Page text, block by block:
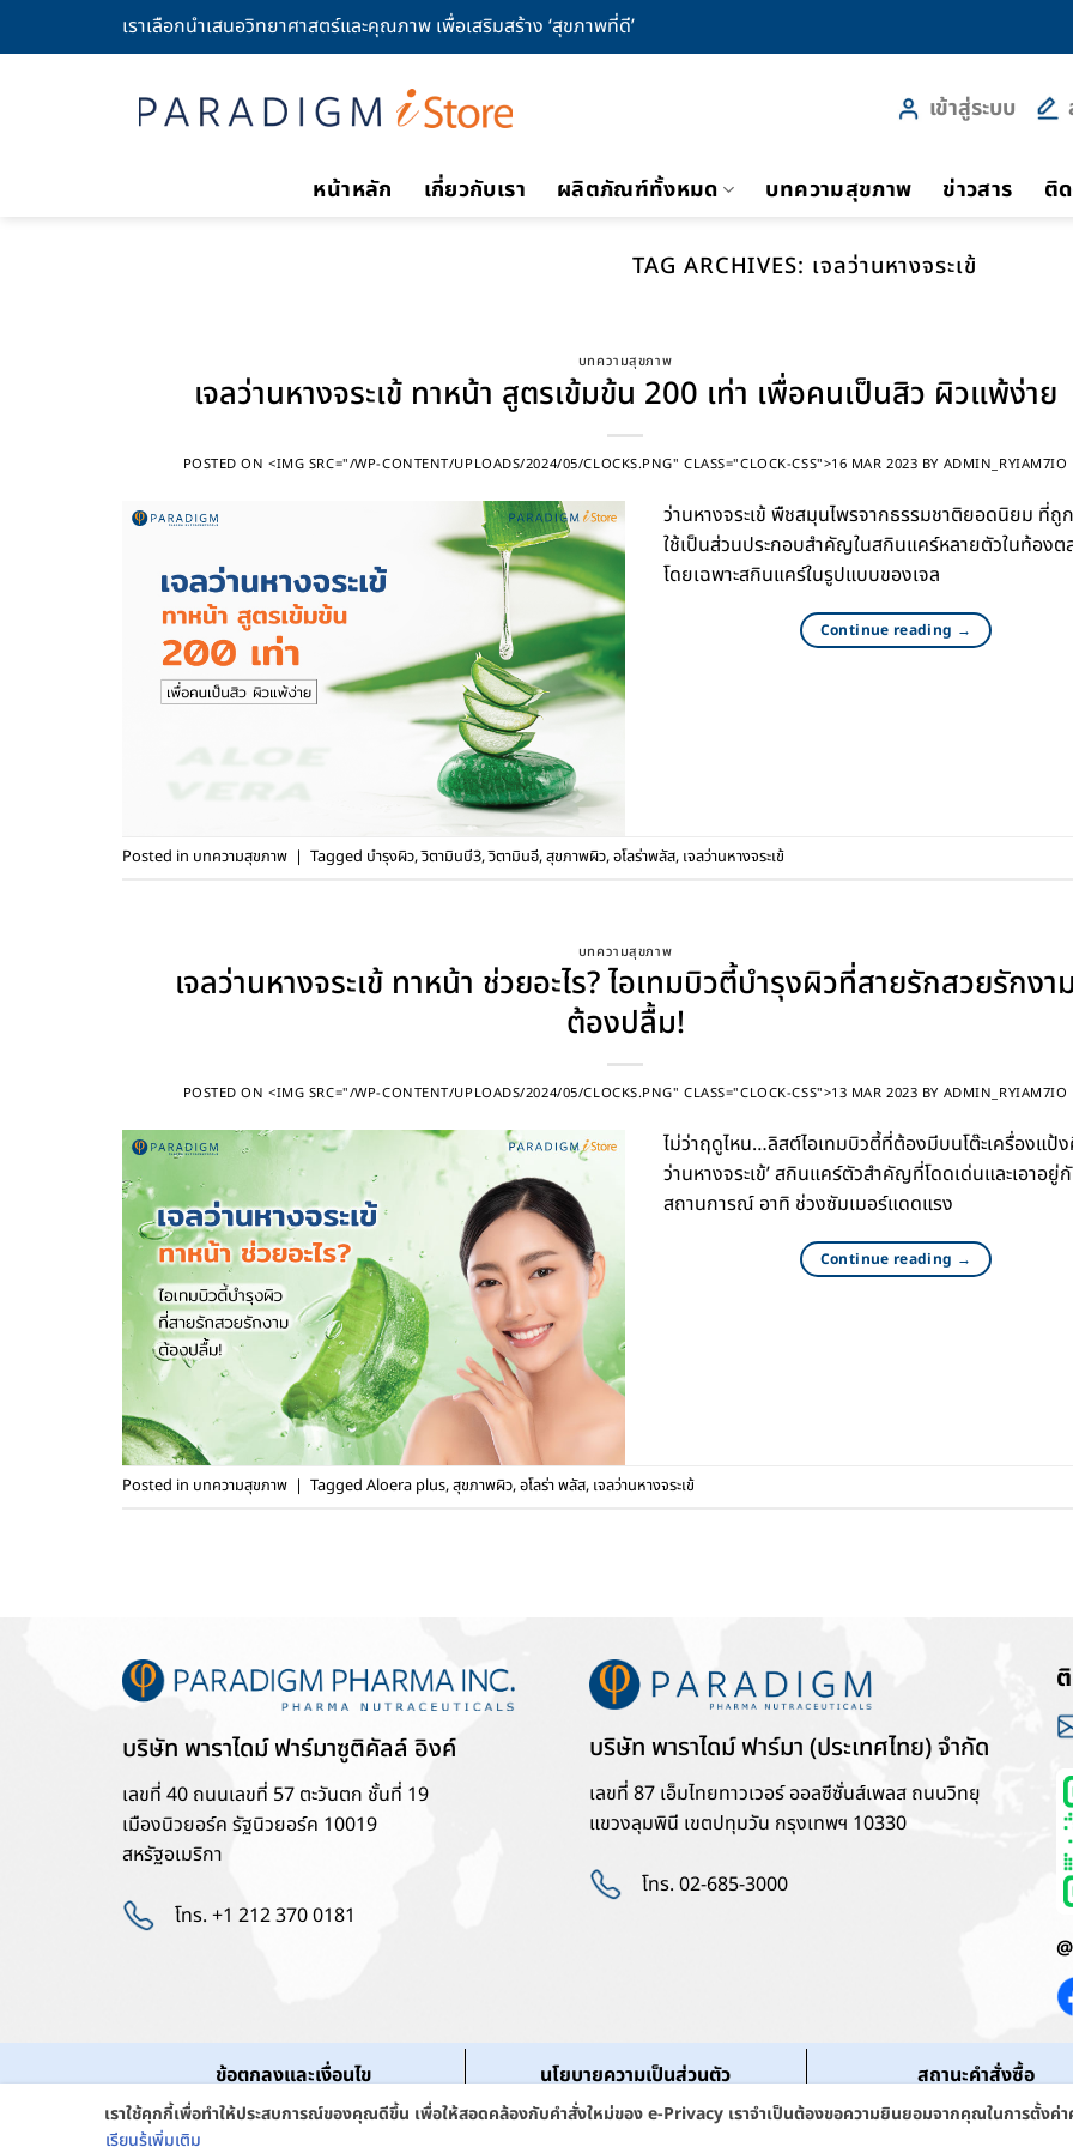
เราเลือกนำเสนอวิทยาศาสตร์และคุณภาพ เพื่อเสริมสร้าง ‘สุขภาพที่ดี’
เข้าสู่ระบบ
หน้าหลัก เกี่ยวกับเรา ผลิตภัณฑ์ทั้งหมด บทความสุขภาพ ข่าวสาร ติ
TAG ARCHIVES: เจลว่านหางจระเข้
บทความสุขภาพ
เจลว่านหางจระเข้ ทาหน้า สูตรเข้มข้น 200 เท่า เพื่อคนเป็นสิว ผิวแพ้ง่าย
POSTED ON<IMG SRC="/WP-CONTENT/UPLOADS/2024/05/CLOCKS.PNG" CLASS="CLOCK-CSS">16 MAR 2023 BY ADMIN_RYIAM7IO
ว่านหางจระเข้ พืชสมุนไพรจากธรรมชาติยอดนิยม ที่ถู
ใช้เป็นส่วนประกอบสำคัญในสกินแคร์หลายตัวในท้องต
โดยเฉพาะสกินแคร์ในรูปแบบของเจล
Continue reading →
Posted in บทความสุขภาพ | Tagged บำรุงผิว,วิตามินบี3,วิตามินอี,สุขภาพผิว,อโลร่าพลัส, เจลว่านหางจระเข้
บทความสุขภาพ
เจลว่านหางจระเข้ ทาหน้า ช่วยอะไร? ไอเทมบิวตี้บำรุงผิวที่สายรักสวยรักงาม
ต้องปลื้ม!
POSTED ON<IMG SRC="/WP-CONTENT/UPLOADS/2024/05/CLOCKS.PNG" CLASS="CLOCK-CSS">13 MAR 2023 BY ADMIN_RYIAM7IO
ไม่ว่าฤดูไหน…ลิสต์ไอเทมบิวตี้ที่ต้องมีบนโต๊ะเครื่องแป้ง
ว่านหางจระเข้’ สกินแคร์ตัวสำคัญที่โดดเด่นและเอาอยู่
สถานการณ์ อาทิ ช่วงซัมเมอร์แดดแรง
Continue reading →
Posted in บทความสุขภาพ | Tagged Aloera plus,สุขภาพผิว,อโลร่า พลัส, เจลว่านหางจระเข้
บริษัท พาราไดม์ ฟาร์มาซูติคัลล์ อิงค์
เลขที่ 40 ถนนเลขที่ 57 ตะวันตก ชั้นที่ 19
เมืองนิวยอร์ค รัฐนิวยอร์ค 10019
สหรัฐอเมริกา
โทร. +1 212 370 0181
บริษัท พาราไดม์ ฟาร์มา (ประเทศไทย) จำกัด
เลขที่ 87 เอ็มไทยทาวเวอร์ ออลซีซั่นส์เพลส ถนนวิทยุ
แขวงลุมพินี เขตปทุมวัน กรุงเทพฯ 10330
โทร. 02-685-3000
ข้อตกลงและเงื่อนไข นโยบายความเป็นส่วนตัว สถานะคำสั่งซื้อ
เราใช้คุกกี้เพื่อทำให้ประสบการณ์ของคุณดีขึ้น เพื่อให้สอดคล้องกับคำสั่งใหม่ของ e-Privacy เราจำเป็นต้องขอความยินยอมจากคุณในการตั้งค่
เรียนรู้เพิ่มเติม